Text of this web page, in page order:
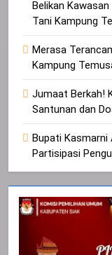
Belikan
Tani Kampung
Merasa
Kampung
Jumaat Berkah!
Santunan dan
Bupati
Partisipasi